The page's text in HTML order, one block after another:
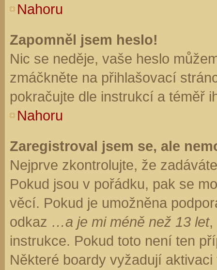
Nahoru
Zapomněl jsem heslo!
Nic se neděje, vaše heslo
zmáčkněte na přihlašovací
pokračujte dle instrukcí a téměř
Nahoru
Zaregistroval jsem se, ale
Nejprve zkontrolujte, že
Pokud jsou v pořádku, pak se
věcí. Pokud je umožněna
odkaz …a je mi méně než 13 let,
instrukce. Pokud toto není ten
Některé boardy vyžadují